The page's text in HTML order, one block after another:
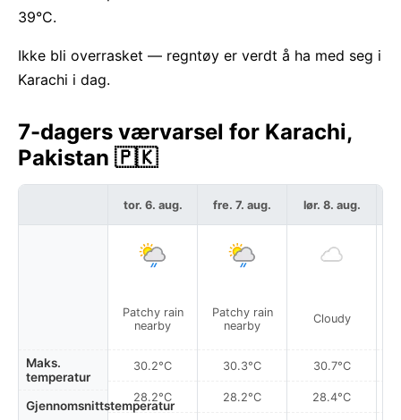
39°C.
Ikke bli overrasket — regntøy er verdt å ha med seg i
Karachi i dag.
7-dagers værvarsel for Karachi,
Pakistan 🇵🇰
Maks.
temperatur
Gjennomsnittstemperatur
tor. 6. aug.
Patchy rain
nearby
30.2°C
28.2°C
fre. 7. aug.
Patchy rain
nearby
30.3°C
28.2°C
lør. 8. aug.
Cloudy
30.7°C
28.4°C